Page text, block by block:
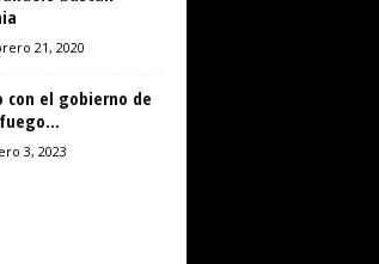
21, 2020
con el gobierno de
3, 2023